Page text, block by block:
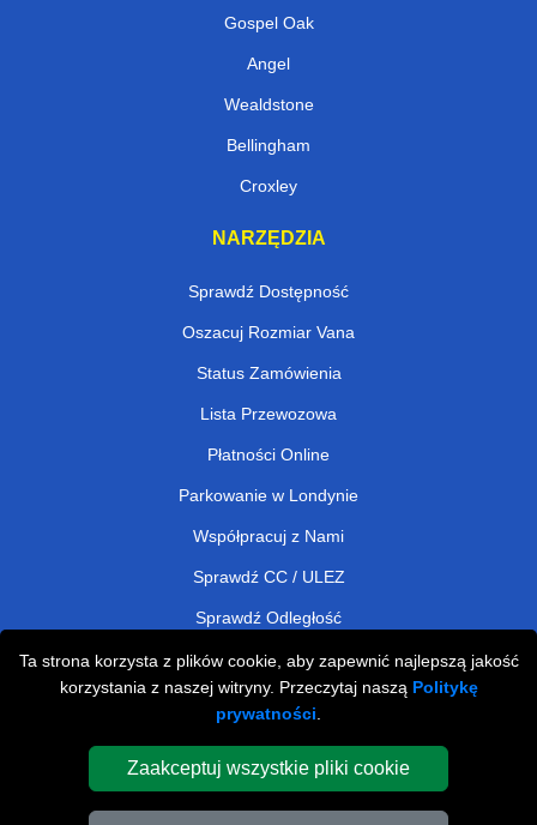
Ta strona korzysta z plików cookie, aby zapewnić najlepszą jakość
korzystania z naszej witryny. Przeczytaj naszą Politykę
prywatności
Zaakceptuj wszystkie pliki cookie
Gospel Oak
Angel
Wealdstone
Bellingham
Croxley
NARZĘDZIA
Sprawdź Dostępność
Oszacuj Rozmiar Vana
Status Zamówienia
Lista Przewozowa
Płatności Online
Parkowanie w Londynie
Współpracuj z Nami
Sprawdź CC / ULEZ
Sprawdź Odległość
Man and Van Removals